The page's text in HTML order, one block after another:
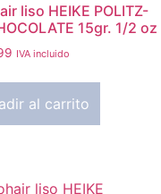
liso HEIKE POLITZ-
15gr. 1/2 oz
IVA incluido
al carrito